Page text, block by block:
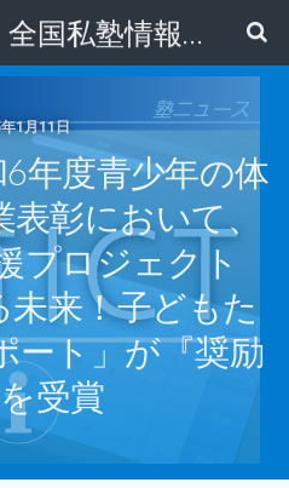
月刊私塾界｜全国私塾情報センター
1月11日
年度青少年の体
彰において、
プロジェクト
未来！子どもた
ート」が『奨励
受賞